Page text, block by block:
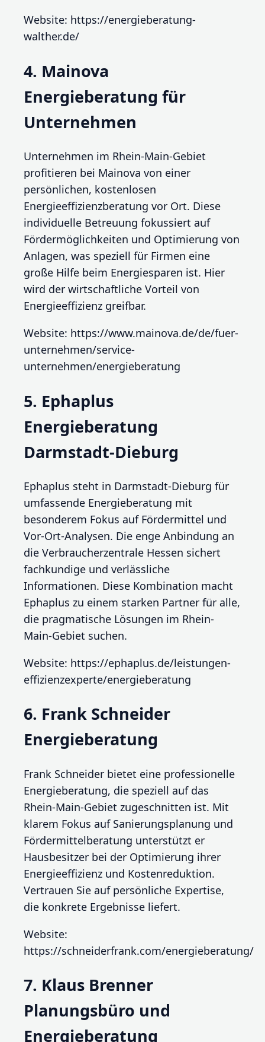
Website: https://energieberatung-
walther.de/
4. Mainova
Energieberatung für
Unternehmen
Unternehmen im Rhein-Main-Gebiet
profitieren bei Mainova von einer
persönlichen, kostenlosen
Energieeffizienzberatung vor Ort. Diese
individuelle Betreuung fokussiert auf
Fördermöglichkeiten und Optimierung von
Anlagen, was speziell für Firmen eine
große Hilfe beim Energiesparen ist. Hier
wird der wirtschaftliche Vorteil von
Energieeffizienz greifbar.
Website: https://www.mainova.de/de/fuer-
unternehmen/service-
unternehmen/energieberatung
5. Ephaplus
Energieberatung
Darmstadt-Dieburg
Ephaplus steht in Darmstadt-Dieburg für
umfassende Energieberatung mit
besonderem Fokus auf Fördermittel und
Vor-Ort-Analysen. Die enge Anbindung an
die Verbraucherzentrale Hessen sichert
fachkundige und verlässliche
Informationen. Diese Kombination macht
Ephaplus zu einem starken Partner für alle,
die pragmatische Lösungen im Rhein-
Main-Gebiet suchen.
Website: https://ephaplus.de/leistungen-
effizienzexperte/energieberatung
6. Frank Schneider
Energieberatung
Frank Schneider bietet eine professionelle
Energieberatung, die speziell auf das
Rhein-Main-Gebiet zugeschnitten ist. Mit
klarem Fokus auf Sanierungsplanung und
Fördermittelberatung unterstützt er
Hausbesitzer bei der Optimierung ihrer
Energieeffizienz und Kostenreduktion.
Vertrauen Sie auf persönliche Expertise,
die konkrete Ergebnisse liefert.
Website:
https://schneiderfrank.com/energieberatung/
7. Klaus Brenner
Planungsbüro und
Energieberatung